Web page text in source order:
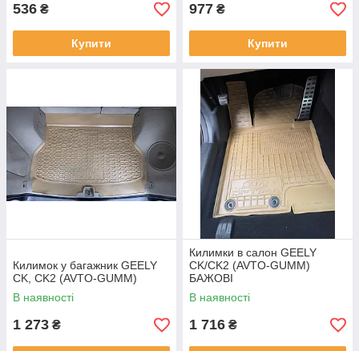
536 ₴
Купити
977 ₴
Купити
Килимок у багажник GEELY
CK, CK2 (AVTO-GUMM)
В наявності
1 273 ₴
Килимки в салон GEELY
CK/CK2 (AVTO-GUMM)
БАЖОВІ
В наявності
1 716 ₴